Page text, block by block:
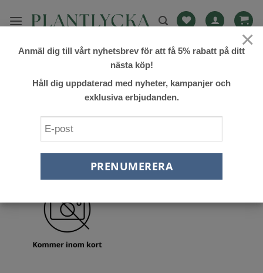
MEDICINSKA VÄXTER GYNOSTEMMA (JIAOGULAN)
FILTRERA
Lägg till
×
Anmäl dig till vårt nyhetsbrev för att få 5% rabatt på ditt
nästa köp!
Håll dig uppdaterad med nyheter, kampanjer och
exklusiva erbjudanden.